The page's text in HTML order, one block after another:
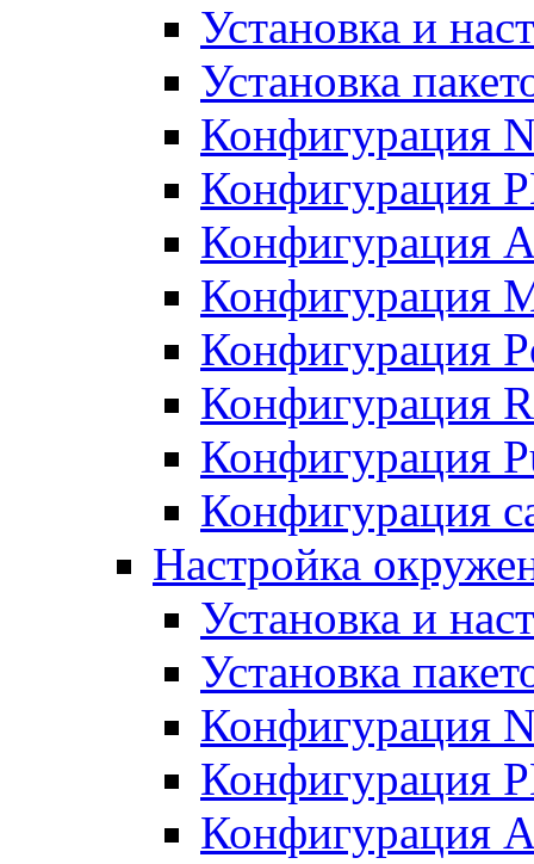
Установка и
Установка
Конфигурация
Конфигурация
Конфигурация
Конфигурация
Конфигурация
Конфигурация
Конфигурация
Конфигурация
Настройка
Установка и
Установка
Конфигурация
Конфигурация
Конфигурация